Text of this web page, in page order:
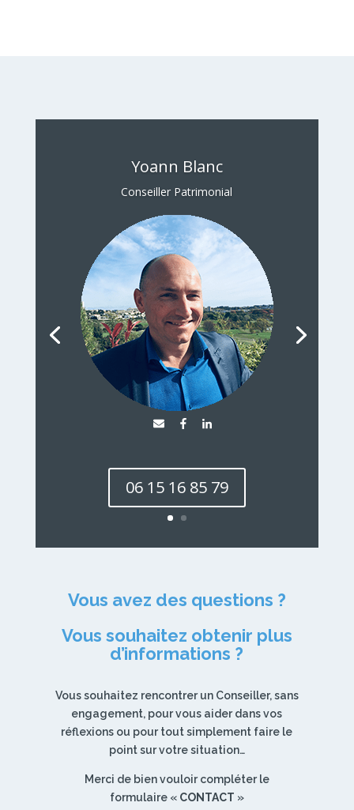
Yoann Blanc
Conseiller Patrimonial
06 15 16 85 79
Vous avez des questions ?
Vous souhaitez obtenir plus
d’informations ?
Vous souhaitez rencontrer un Conseiller, sans
engagement, pour vous aider dans vos
réflexions ou pour tout simplement faire le
point sur votre situation…
Merci de bien vouloir compléter le
formulaire « CONTACT »